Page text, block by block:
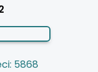
5868